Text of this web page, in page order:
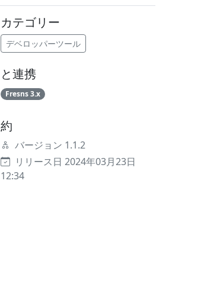
カテゴリー
デベロッパーツール
と連携
Fresns 3.x
約
バージョン 1.1.2
リリース日 2024年03月23日
12:34